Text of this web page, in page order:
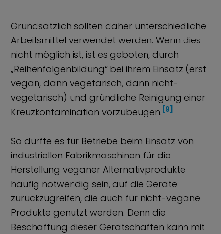
Grundsätzlich sollten daher unterschiedliche
Arbeitsmittel verwendet werden. Wenn dies
nicht möglich ist, ist es geboten, durch
„Reihenfolgenbildung“ bei ihrem Einsatz (erst
vegan, dann vegetarisch, dann nicht-
vegetarisch) und gründliche Reinigung einer
Kreuzkontamination vorzubeugen. [9]
So dürfte es für Betriebe beim Einsatz von
industriellen Fabrikmaschinen für die
Herstellung veganer Alternativprodukte
häufig notwendig sein, auf die Geräte
zurückzugreifen, die auch für nicht-vegane
Produkte genutzt werden. Denn die
Beschaffung dieser Gerätschaften kann mit